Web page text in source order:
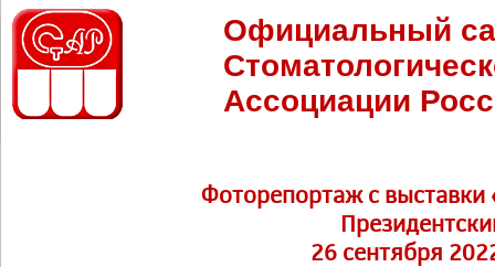
Официальный
Ассоциации
Фоторепортаж c выставки
26 сентября